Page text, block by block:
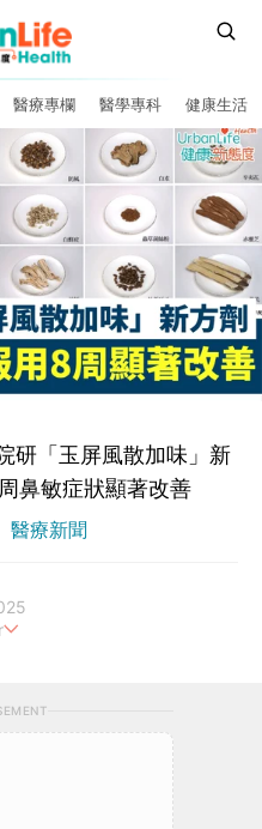
醫療專欄 醫學專科 健康生活
研「玉屏風散加味」新
鼻敏症狀顯著改善
醫療新聞